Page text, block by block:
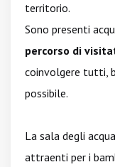
territorio.
Sono presenti
percorso di
coinvolgere tutti,
possibile.
La sala degli
attraenti per i